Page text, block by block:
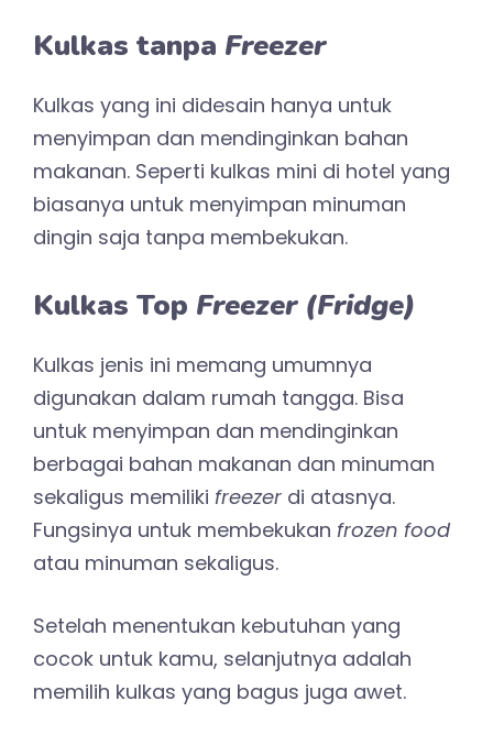
Kulkas tanpa Freezer
Kulkas yang ini didesain hanya untuk
menyimpan dan mendinginkan bahan
makanan. Seperti kulkas mini di hotel yang
biasanya untuk menyimpan minuman
dingin saja tanpa membekukan.
Kulkas Top Freezer (Fridge)
Kulkas jenis ini memang umumnya
digunakan dalam rumah tangga. Bisa
untuk menyimpan dan mendinginkan
berbagai bahan makanan dan minuman
sekaligus memiliki freezer di atasnya.
Fungsinya untuk membekukan frozen food
atau minuman sekaligus.
Setelah menentukan kebutuhan yang
cocok untuk kamu, selanjutnya adalah
memilih kulkas yang bagus juga awet.